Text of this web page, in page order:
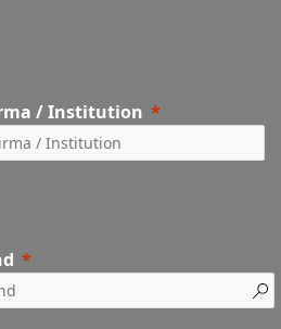
/ Institution